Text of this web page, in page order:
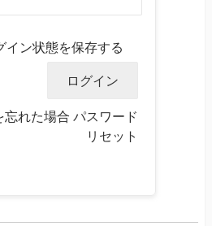
イン状態を保存する
忘れた場合 パスワード
リセット